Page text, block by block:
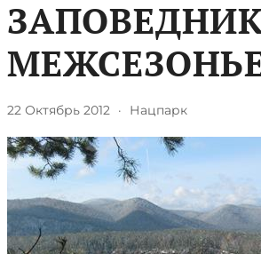
22 Октябрь 2012 · Нацпарк